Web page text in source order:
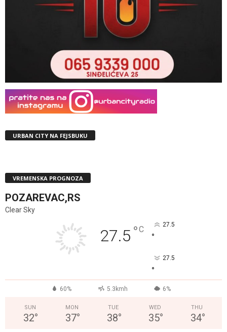
URBAN CITY NA FEJSBUKU
VREMENSKA PROGNOZA
POZAREVAC,RS
Clear Sky
27.5 °C 27.5
°
27.5
°
60% 5.3kmh 6%
SUN
32°
MON
37°
TUE
38°
WED
35°
THU
34°